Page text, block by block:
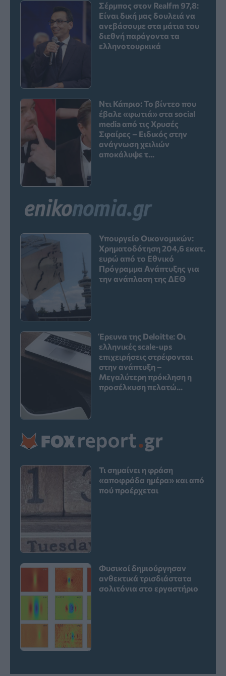
Σέρμπος στον Realfm 97,8:
Είναι δική μας δουλειά να
ανεβάσουμε στα μάτια του
διεθνή παράγοντα τα
ελληνοτουρκικά
Ντι Κάπριο: Το βίντεο που
έβαλε «φωτιά» στα social
media από τις Χρυσές
Σφαίρες – Ειδικός στην
ανάγνωση χειλιών
αποκάλυψε τ...
Υπουργείο Οικονομικών:
Χρηματοδότηση 204,6 εκατ.
ευρώ από το Εθνικό
Πρόγραμμα Ανάπτυξης για
την ανάπλαση της ΔΕΘ
Έρευνα της Deloitte: Οι
ελληνικές scale-ups
επιχειρήσεις στρέφονται
στην ανάπτυξη –
Μεγαλύτερη πρόκληση η
προσέλκυση πελατώ...
Τι σημαίνει η φράση
«αποφράδα ημέρα» και από
πού προέρχεται
Φυσικοί δημιούργησαν
ανθεκτικά τρισδιάστατα
σολιτόνια στο εργαστήριο